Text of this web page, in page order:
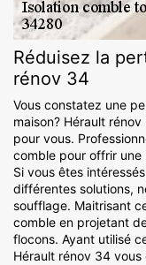
Réduisez la
rénov 34
Vous constatez une
maison? Hérault
pour vous.
comble pour offrir une
Si vous êtes
différentes solutions,
soufflage. Maitrisant
comble en projetant
flocons. Ayant utilisé
Hérault rénov 34